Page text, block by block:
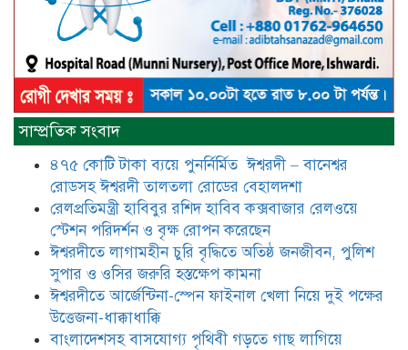
আটঘরিয়ায় বিএনপি নেতার ভাতিজাকে ছাত্রলীগের সাধারণ
​​অবৈধ অর্থ বা পেশীশক্তি না থাকলে
রাজনীতিতে টিকে থাকার একমাত্র উপায়
বিএনপির কেন্দ্রিয় নেতা সিরাজুল ইসলাম
সরদার
মধুমতি এক্সপ্রেস ট্রেনে রেলওয়ে জেলা
ডিবি টিমের বিশেষ অভিযানে রতন লাল
বিশ্বাসকে ৫০ বোতল কোডিন যুক্ত
সিরাপসহ গ্রেফতার
ঈশ্বরদীতে বিএনপি নেত্রীর বিরুদ্ধে জমি ও
দোকান দখলের চেষ্টার অভিযোগে সংবাদ
সম্মেলন
সাম্প্রতিক সংবাদ
৪৭৫ কোটি টাকা ব্যয়ে পুনর্নির্মিত ঈশ্বরদী – বানেশ্বর
রোডসহ ঈশ্বরদী তালতলা রোডের বেহালদশা
রেলপ্রতিমন্ত্রী হাবিবুর রশিদ হাবিব কক্সবাজার রেলওয়ে
স্টেশন পরিদর্শন ও বৃক্ষ রোপন করেছেন
ঈশ্বরদীতে লাগামহীন চুরি বৃদ্ধিতে অতিষ্ঠ জনজীবন, পুলিশ
সুপার ও ওসির জরুরি হস্তক্ষেপ কামনা ​
ঈশ্বরদীতে আর্জেন্টিনা-স্পেন ফাইনাল খেলা নিয়ে দুই পক্ষের
উত্তেজনা-ধাক্কাধাক্কি
বাংলাদেশসহ বাসযোগ্য পৃথিবী গড়তে গাছ লাগিয়ে